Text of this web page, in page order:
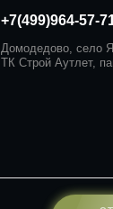
+7(499)964-57-
Домодедово, село
ТК Строй Аутлет,